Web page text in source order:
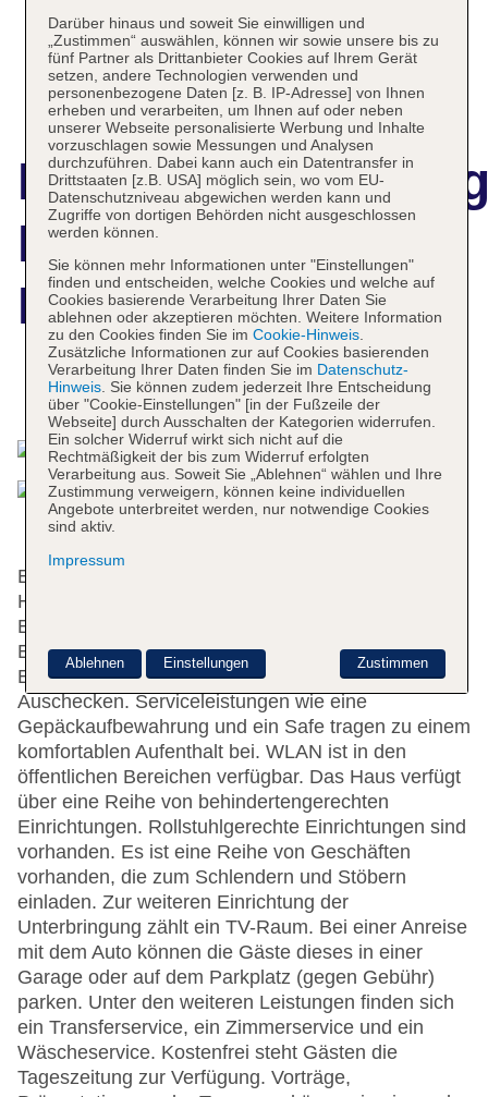
Best Western
Hotel Artdeco
Das bietet Ihre Unterkunft
Erbaut wurde dieses Cityhotel im Jahre 1870. Das
Hotel bietet 17 Einzel- und 53 Doppelzimmer auf 5
Etagen, die mit 2 Aufzügen erreichbar sind.
Englischsprachiges Personal an der Rezeption im
Empfangsbereich steht zur Seite beim Ein- und
Auschecken. Serviceleistungen wie eine
Gepäckaufbewahrung und ein Safe tragen zu einem
komfortablen Aufenthalt bei. WLAN ist in den
öffentlichen Bereichen verfügbar. Das Haus verfügt
über eine Reihe von behindertengerechten
Einrichtungen. Rollstuhlgerechte Einrichtungen sind
vorhanden. Es ist eine Reihe von Geschäften
vorhanden, die zum Schlendern und Stöbern
einladen. Zur weiteren Einrichtung der
Unterbringung zählt ein TV-Raum. Bei einer Anreise
mit dem Auto können die Gäste dieses in einer
Garage oder auf dem Parkplatz (gegen Gebühr)
parken. Unter den weiteren Leistungen finden sich
ein Transferservice, ein Zimmerservice und ein
Wäscheservice. Kostenfrei steht Gästen die
Tageszeitung zur Verfügung. Vorträge,
Darüber hinaus und soweit Sie einwilligen und
„Zustimmen“ auswählen, können wir sowie unsere bis zu
fünf Partner als Drittanbieter Cookies auf Ihrem Gerät
setzen, andere Technologien verwenden und
personenbezogene Daten [z. B. IP-Adresse] von Ihnen
erheben und verarbeiten, um Ihnen auf oder neben
unserer Webseite personalisierte Werbung und Inhalte
vorzuschlagen sowie Messungen und Analysen
durchzuführen. Dabei kann auch ein Datentransfer in
Drittstaaten [z.B. USA] möglich sein, wo vom EU-
Datenschutzniveau abgewichen werden kann und
Zugriffe von dortigen Behörden nicht ausgeschlossen
werden können.
Sie können mehr Informationen unter "Einstellungen"
finden und entscheiden, welche Cookies und welche auf
Cookies basierende Verarbeitung Ihrer Daten Sie
ablehnen oder akzeptieren möchten. Weitere Information
zu den Cookies finden Sie im Cookie-Hinweis.
Zusätzliche Informationen zur auf Cookies basierenden
Verarbeitung Ihrer Daten finden Sie im Datenschutz-
Hinweis. Sie können zudem jederzeit Ihre Entscheidung
über "Cookie-Einstellungen" [in der Fußzeile der
Webseite] durch Ausschalten der Kategorien widerrufen.
Ein solcher Widerruf wirkt sich nicht auf die
Rechtmäßigkeit der bis zum Widerruf erfolgten
Verarbeitung aus. Soweit Sie „Ablehnen“ wählen und Ihre
Zustimmung verweigern, können keine individuellen
Angebote unterbreitet werden, nur notwendige Cookies
sind aktiv.
Impressum
Zustimmen
Ablehnen Einstellungen